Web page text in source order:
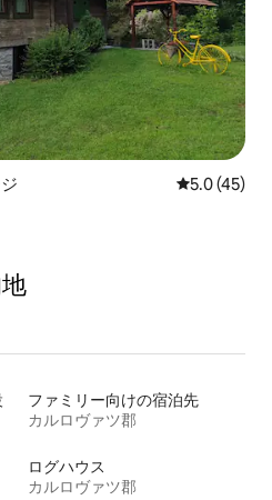
レビュー45
5.0 (45)
ファミリー向けの宿泊先
カルロヴァツ郡
ログハウス
カルロヴァツ郡